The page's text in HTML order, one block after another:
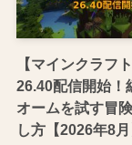
【マインクラフ
26.40配信開始！
オームを試す冒
し方【2026年8月